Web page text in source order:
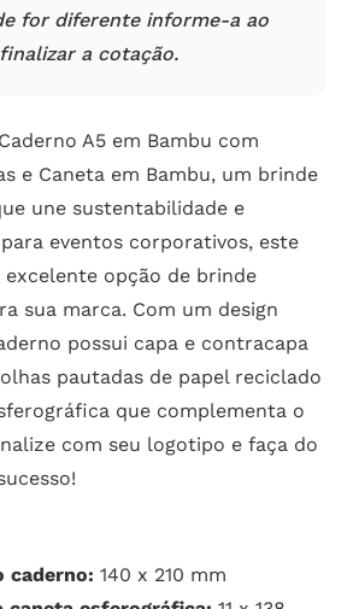
for diferente informe-a ao
finalizar a cotação.
A5 em Bambu com
e Caneta em Bambu, um brinde
une sustentabilidade e
eventos corporativos, este
opção de brinde
sua marca. Com um design
possui capa e contracapa
pautadas de papel reciclado
que complementa o
com seu logotipo e faça do
caderno: 140 x 210 mm